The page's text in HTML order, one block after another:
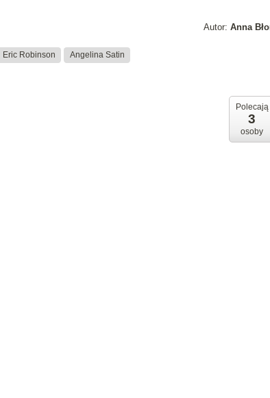
Autor: Anna
Eric Robinson Angelina Satin
Polecają
3
osoby